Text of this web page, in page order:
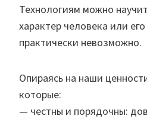
Технологиям можно
характер человека или
практически невозможно.
Опираясь на наши
которые:
— честны и порядочны: